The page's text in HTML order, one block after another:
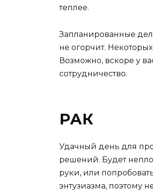
теплее.
Запланированные
не огорчит.
Возможно, вскоре у
сотрудничество.
РАК
Удачный день для
решений. Будет
руки, или
энтузиазма, поэтому